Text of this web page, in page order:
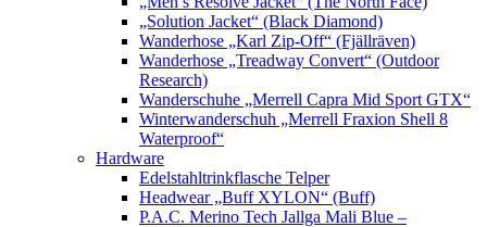
„Solution Jacket“ (Black Diamond)
Wanderhose „Karl Zip-Off“ (Fjällräven)
Wanderhose „Treadway Convert“ (Outdoor
Research)
Wanderschuhe „Merrell Capra Mid Sport GTX“
Winterwanderschuh „Merrell Fraxion Shell 8
Waterproof“
Hardware
Edelstahltrinkflasche Telper
Headwear „Buff XYLON“ (Buff)
P.A.C. Merino Tech Jallga Mali Blue –